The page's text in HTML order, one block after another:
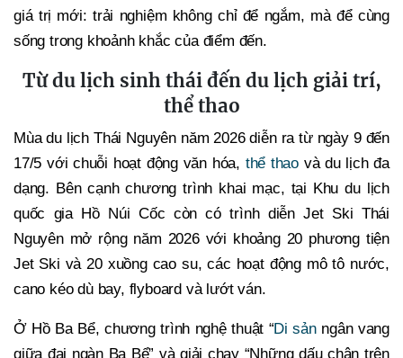
giá trị mới: trải nghiệm không chỉ để ngắm, mà để cùng
sống trong khoảnh khắc của điểm đến.
Từ du lịch sinh thái đến du lịch giải trí,
thể thao
Mùa du lịch Thái Nguyên năm 2026 diễn ra từ ngày 9 đến
17/5 với chuỗi hoạt động văn hóa, thể thao và du lịch đa
dạng. Bên cạnh chương trình khai mạc, tại Khu du lịch
quốc gia Hồ Núi Cốc còn có trình diễn Jet Ski Thái
Nguyên mở rộng năm 2026 với khoảng 20 phương tiện
Jet Ski và 20 xuồng cao su, các hoạt động mô tô nước,
cano kéo dù bay, flyboard và lướt ván.
Ở Hồ Ba Bể, chương trình nghệ thuật “Di sảnngân vang
giữa đại ngàn Ba Bể” và giải chạy “Những dấu chân trên